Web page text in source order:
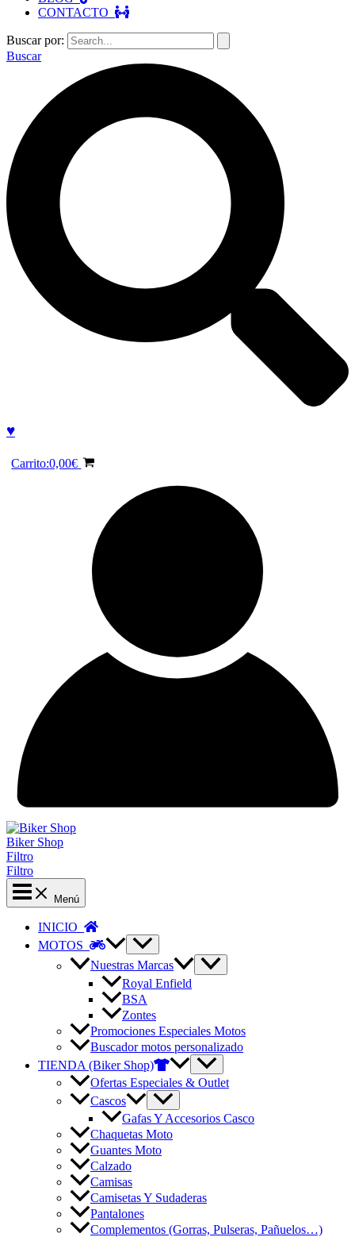
CONTACTO
Buscar por:
Buscar
♥
Carrito:0,00€
Biker Shop
Filtro
Filtro
Menú
INICIO
MOTOS
Nuestras Marcas
Royal Enfield
BSA
Zontes
Promociones Especiales Motos
Buscador motos personalizado
TIENDA (Biker Shop)
Ofertas Especiales & Outlet
Cascos
Gafas Y Accesorios Casco
Chaquetas Moto
Guantes Moto
Calzado
Camisas
Camisetas Y Sudaderas
Pantalones
Complementos (Gorras, Pulseras, Pañuelos…)